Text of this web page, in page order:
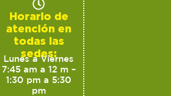
Horario de
atención en
todas las
sedes:
Lunes a Viernes
7:45 am a 12 m –
1:30 pm a 5:30
pm